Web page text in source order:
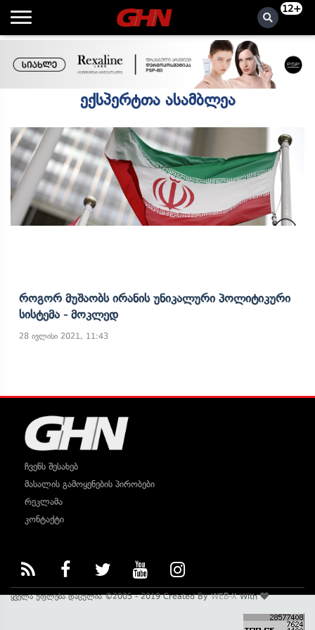
12+
ექსპერტთა ასამბლეა
Როგორ Მუშაობს Ირანის Უნიკალური Პოლიტიკური
Სისტემა - Მოკლედ
28 ივლისი 2021, 11:43
ჩვენს შესახებ
მასალის გამოყენების პირობები
რეკლამა
კონტაქტი
ყველა უფლება დაცულია ©2005 - 2019 Created ByWEB-XWith